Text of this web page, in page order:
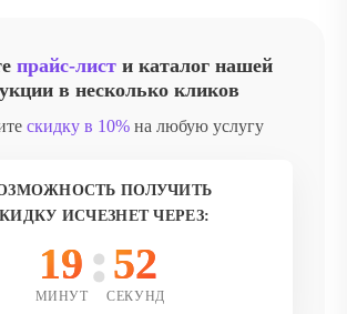
прайс-листи каталог нашей
в несколько кликов
скидку в 10% на любую услугу
ПОЛУЧИТЬ
ИСЧЕЗНЕТ ЧЕРЕЗ:
19
МИНУТ
50
СЕКУНД